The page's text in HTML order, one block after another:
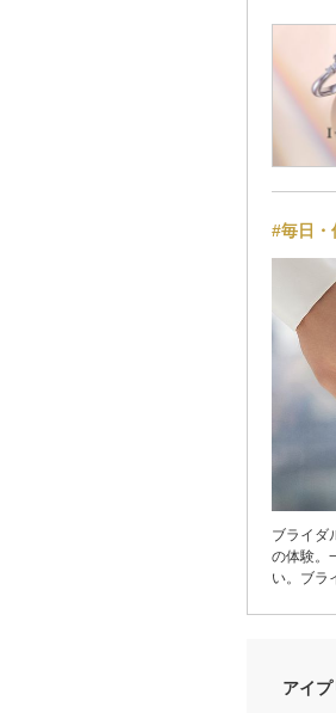
#毎日・
ブライダ
の体験。
い。ブラ
ルリング
合わな
アイ